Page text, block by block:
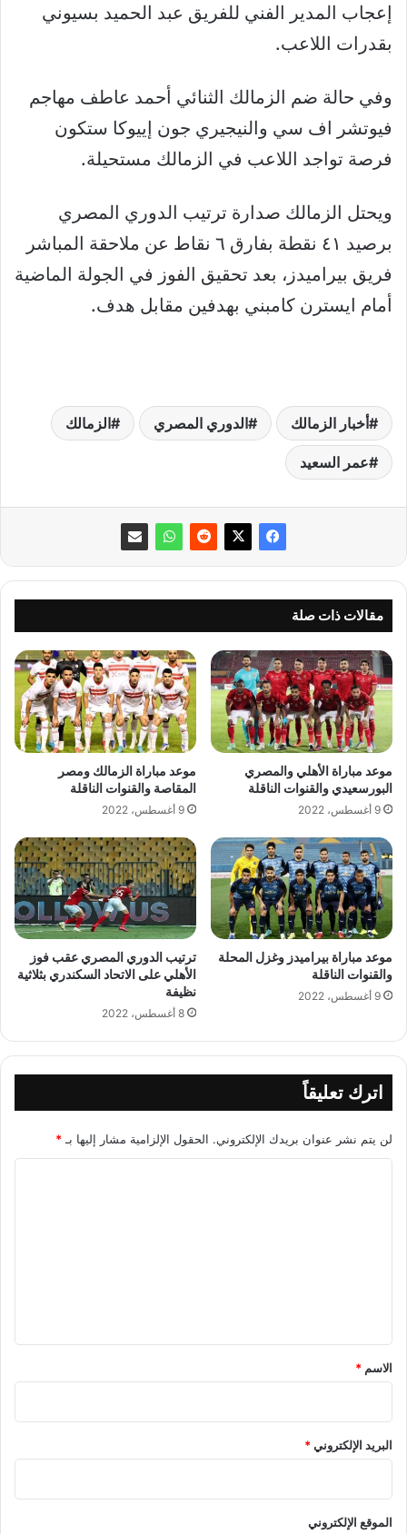
إعجاب المدير الفني للفريق عبد الحميد بسيوني
بقدرات اللاعب.
وفي حالة ضم الزمالك الثنائي أحمد عاطف مهاجم
فيوتشر اف سي والنيجيري جون إييوكا ستكون
فرصة تواجد اللاعب في الزمالك مستحيلة.
ويحتل الزمالك صدارة ترتيب الدوري المصري
برصيد ٤١ نقطة بفارق ٦ نقاط عن ملاحقة المباشر
فريق بيراميدز، بعد تحقيق الفوز في الجولة الماضية
أمام ايسترن كامبني بهدفين مقابل هدف.
أخبار الزمالك الدوري المصري الزمالك
عمر السعيد
مقالات ذات صلة
موعد مباراة الأهلي والمصري
البورسعيدي والقنوات الناقلة
9 أغسطس، 2022
موعد مباراة الزمالك ومصر
المقاصة والقنوات الناقلة
9 أغسطس، 2022
موعد مباراة بيراميدز وغزل المحلة
والقنوات الناقلة
9 أغسطس، 2022
ترتيب الدوري المصري عقب فوز
الأهلي على الاتحاد السكندري بثلاثية
نظيفة
8 أغسطس، 2022
اترك تعليقاً
لن يتم نشر عنوان بريدك الإلكتروني. الحقول الإلزامية مشار إليها بـ*
*
الاسم *
البريد الإلكتروني*
الموقع الإلكتروني